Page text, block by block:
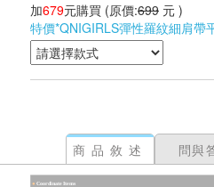
加679元購買 (原價:699 元 )
特價*QNIGIRLS彈性羅紋細肩帶
商品敘述 問與